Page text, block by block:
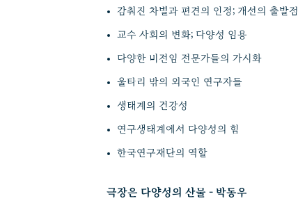
감춰진 차별과 편견의 인정; 개선의 출발점
교수 사회의 변화; 다양성 임용
다양한 비전임 전문가들의 가시화
울타리 밖의 외국인 연구자들
생태계의 건강성
연구생태계에서 다양성의 힘
한국연구재단의 역할
극장은 다양성의 산물 - 박동우